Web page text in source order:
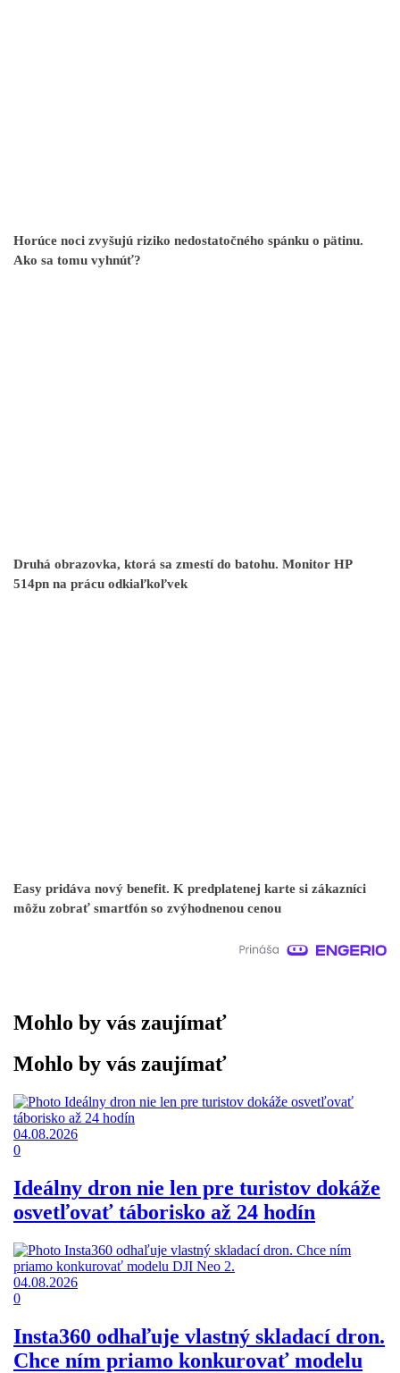
Horúce noci zvyšujú riziko nedostatočného spánku o pätinu.
Ako sa tomu vyhnúť?
Druhá obrazovka, ktorá sa zmestí do batohu. Monitor HP
514pn na prácu odkiaľkoľvek
Easy pridáva nový benefit. K predplatenej karte si zákazníci
môžu zobrať smartfón so zvýhodnenou cenou
Mohlo by vás zaujímať
Mohlo by vás zaujímať
04.08.2026
0
Ideálny dron nie len pre turistov dokáže
osvetľovať táborisko až 24 hodín
04.08.2026
0
Insta360 odhaľuje vlastný skladací dron.
Chce ním priamo konkurovať modelu